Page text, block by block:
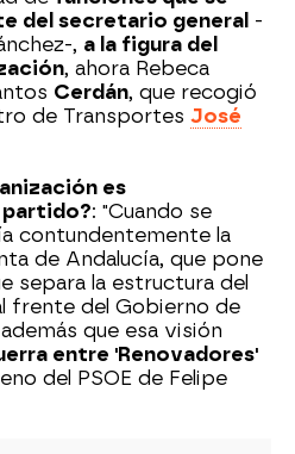
del secretario general -
, a la figura del
, ahora Rebeca
Cerdán, que recogió
de Transportes José
es
: "Cuando se
contundentemente la
de Andalucía, que pone
separa la estructura del
frente del Gobierno de
que esa visión
entre 'Renovadores'
del PSOE de Felipe